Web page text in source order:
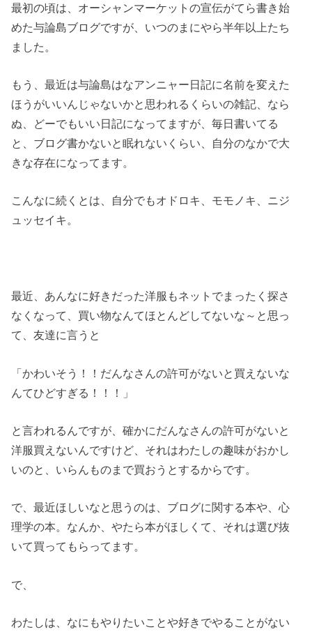
最初の頃は、オーシャンマーケットの宣伝がてら書き始
めた与論島ブログですが、いつのまにやら半年以上たち
ました。
もう、最近は与論島はなアンニャー日記に名前を変えた
ほうがいいんじゃないかと思われるくらいの雑記、なら
ぬ、どーでもいい日記になってますが、毎日書いてる
と、ブログ書かないと眠れないくらい、自分のなかで大
きな存在になってます。
こんなに続くとは、自分でもオドロキ、モモノキ、ニジ
ュッセイキ。
最近、あんなに好きだった洋服もネットでまったく探さ
なくなって、買い物なんてほとんどしてないな～と思っ
て、友達に言うと
「かわいそう！！だんなさんの許可がないと買えないな
んてひどすぎる！！！」
と言われるんですが、確かにだんなさんの許可がないと
洋服買えないんですけど、それはわたしの趣味がおかし
いのと、いらんものまで買おうとするからです。
で、最近ほしいなと思うのは、ブログに関する本や、心
理学の本。なんか、やたら本がほしくて、それは選び抜
いて買ってもらってます。
で、
わたしは、なにもやりたいことや好きでやることがない